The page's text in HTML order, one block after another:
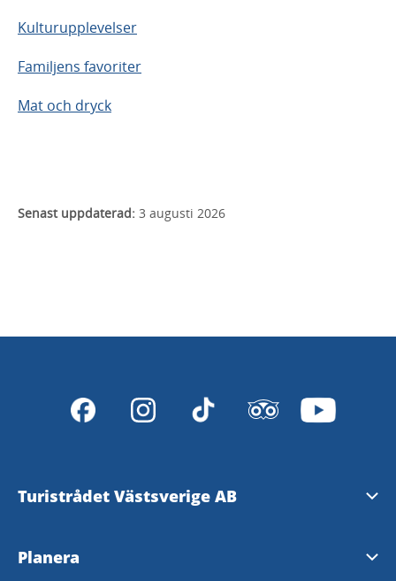
Kulturupplevelser
Familjens favoriter
Mat och dryck
Senast uppdaterad: 3 augusti 2026
Turistrådet Västsverige AB
Tipsa om evenemang
Planera